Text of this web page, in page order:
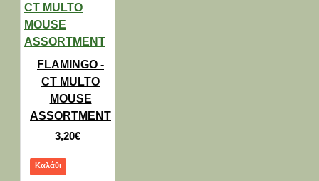
FLAMINGO -
CT MULTO
MOUSE
ASSORTMENT
3,20€
Καλάθι